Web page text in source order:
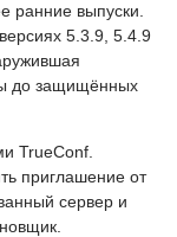
ранние выпуски.
5.3.9, 5.4.9
до защищённых
TrueConf.
приглашение от
сервер и